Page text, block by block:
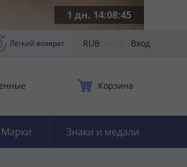
1 дн. 14:08:44
Лёгкий возврат RUB Вход
Корзина
Марки Знаки и медали